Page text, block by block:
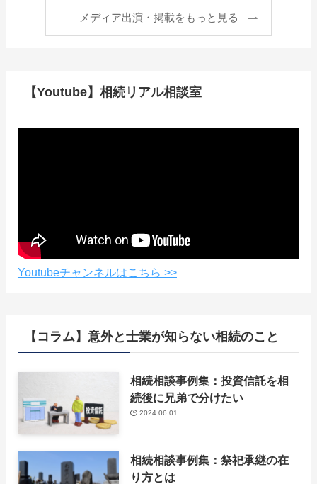
メディア出演・掲載をもっと見る
【Youtube】相続リアル相談室
Youtubeチャンネルはこちら >>
【コラム】意外と士業が知らない相続のこと
相続相談事例集：投資信託を相
続後に兄弟で分けたい
2024.06.01
相続相談事例集：祭祀承継の在
り方とは